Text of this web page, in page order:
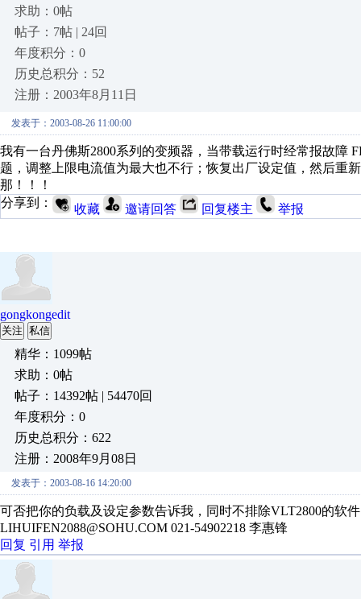
求助：0帖
帖子：7帖 | 24回
年度积分：0
历史总积分：52
注册：2003年8月11日
发表于：2003-08-26 11:00:00
我有一台丹佛斯2800系列的变频器，当带载运行时经常报故障
题，调整上限电流值为最大也不行；恢复出厂设定值，然后重
那！！！
分享到：
收藏 邀请回答 回复楼主 举报
gongkongedit
关注 私信
精华：1099帖
求助：0帖
帖子：14392帖 | 54470回
年度积分：0
历史总积分：622
注册：2008年9月08日
发表于：2003-08-16 14:20:00
可否把你的负载及设定参数告诉我，同时不排除VLT2800的软
LIHUIFEN2088@SOHU.COM 021-54902218 李惠锋
回复 引用 举报